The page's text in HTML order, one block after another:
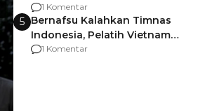
agar Dana Tidak Hangus!
1 Komentar
5 Bernafsu Kalahkan Timnas
Indonesia, Pelatih Vietnam
Berencana Pakai Jimat di Pakansari
1 Komentar